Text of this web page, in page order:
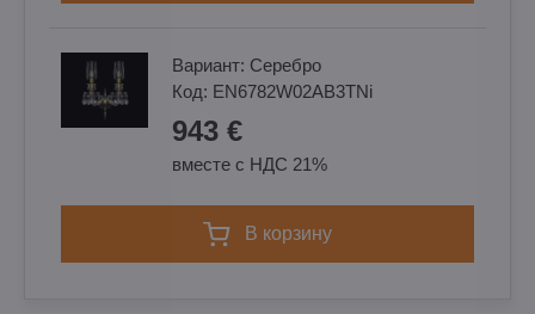
Вариант: Cеребро
Код: EN6782W02AB3TNi
943 €
вместе с НДС 21%
в корзину